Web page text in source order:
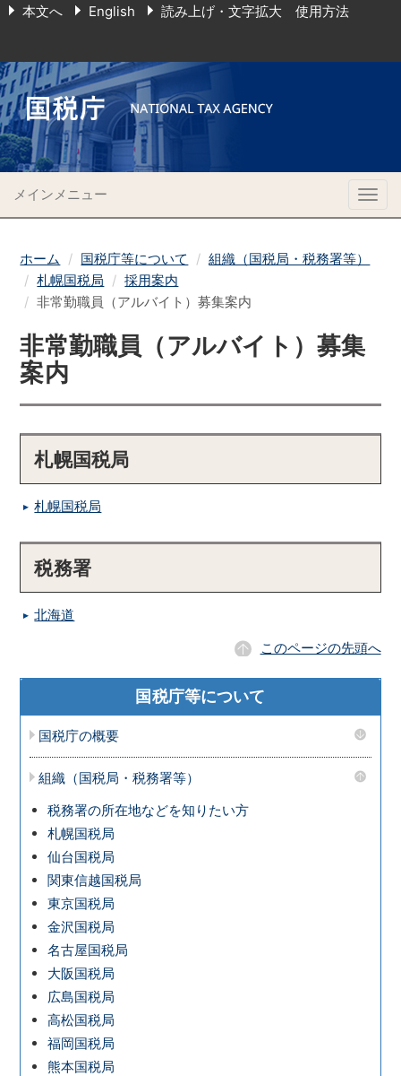
本文へ English 読み上げ・文字拡大 使用方法
メインメニュー
ホーム 国税庁等について
組織（国税局・税務署等）
札幌国税局
採用案内
非常勤職員（アルバイト）募集案内
非常勤職員（アルバイト）募集
案内
札幌国税局
札幌国税局
税務署
北海道
このページの先頭へ
国税庁等について
国税庁の概要
組織（国税局・税務署等）
税務署の所在地などを知りたい方
札幌国税局
仙台国税局
関東信越国税局
東京国税局
金沢国税局
名古屋国税局
大阪国税局
広島国税局
高松国税局
福岡国税局
熊本国税局